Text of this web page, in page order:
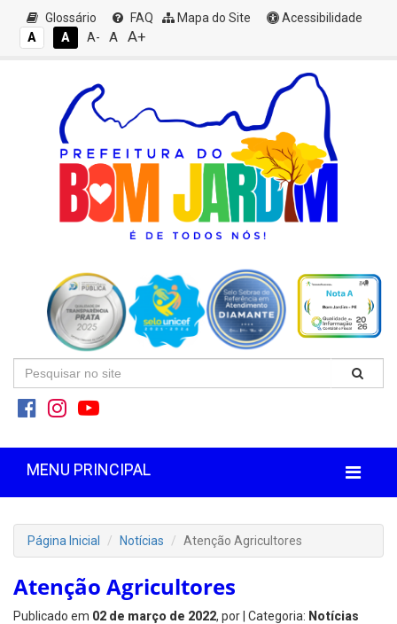
Glossário FAQ Mapa do Site
Acessibilidade
A
A A- A A+
MENU PRINCIPAL
Página Inicial Notícias Atenção Agricultores
Atenção Agricultores
Publicado em 02 de março de 2022, por | Categoria: Notícias